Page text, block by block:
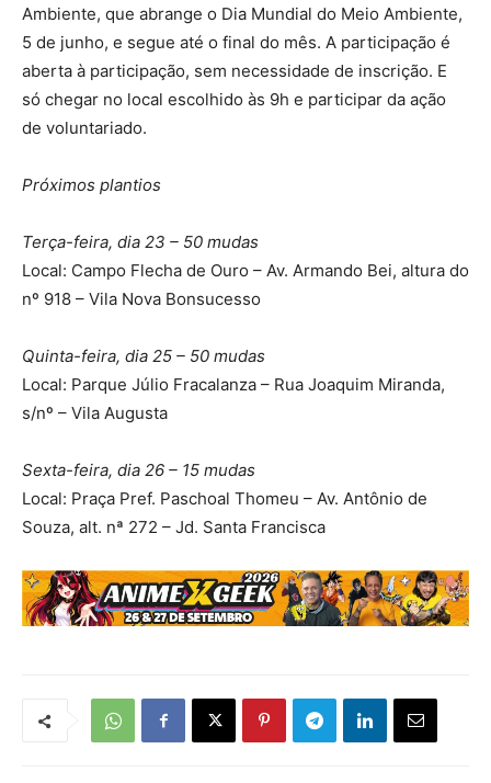
Ambiente, que abrange o Dia Mundial do Meio Ambiente,
5 de junho, e segue até o final do mês. A participação é
aberta à participação, sem necessidade de inscrição. E
só chegar no local escolhido às 9h e participar da ação
de voluntariado.
Próximos plantios
Terça-feira, dia 23 – 50 mudas
Local: Campo Flecha de Ouro – Av. Armando Bei, altura do
nº 918 – Vila Nova Bonsucesso
Quinta-feira, dia 25 – 50 mudas
Local: Parque Júlio Fracalanza – Rua Joaquim Miranda,
s/nº – Vila Augusta
Sexta-feira, dia 26 – 15 mudas
Local: Praça Pref. Paschoal Thomeu – Av. Antônio de
Souza, alt. nª 272 – Jd. Santa Francisca